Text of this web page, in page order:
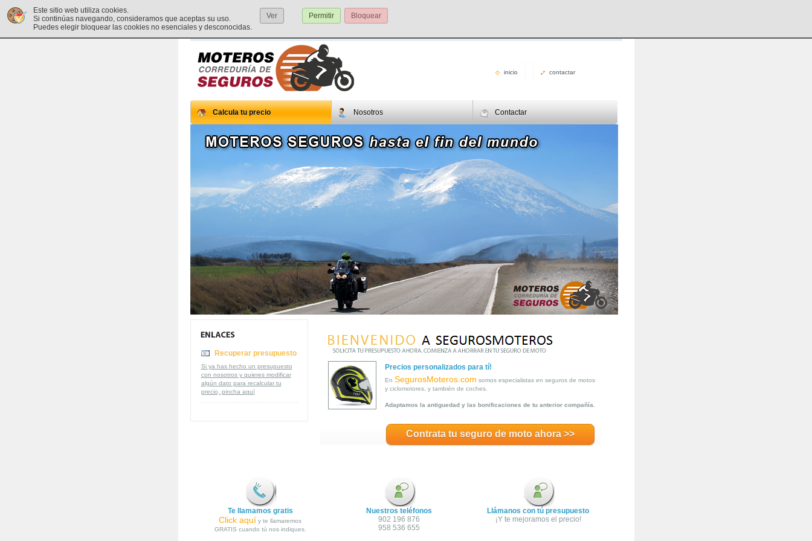
Este sitio web utiliza cookies.
Si continúas navegando, consideramos que aceptas su uso.
Puedes elegir bloquear las cookies no esenciales y desconocidas.
Ver Permitir Bloquear
inicio contactar
Calcula tu precio Nosotros Contactar
Recuperar presupuesto
Si ya has hecho un presupuesto
con nosotros y quieres modificar
algún dato para recalcular tu
precio, pincha aquí
Precios personalizados para tí!
En SegurosMoteros.com somos especialistas en seguros de motos
y ciclomotores, y también de coches.
Adaptamos la antiguedad y las bonificaciones de tu anterior compañía.
Contrata tu seguro de moto ahora >>
Te llamamos gratis
Click aquí y te llamaremos
GRATIS cuando tú nos indiques.
Nuestros teléfonos
902 196 876
958 536 655
Llámanos con tú presupuesto
¡Y te mejoramos el precio!